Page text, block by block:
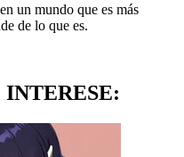
un mundo que es más
de lo que es.